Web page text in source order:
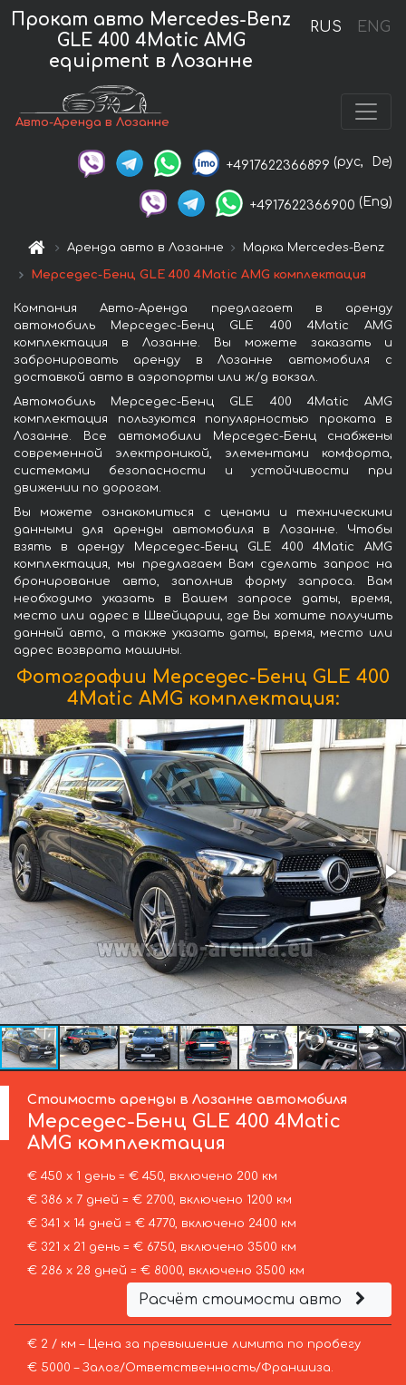
RUS ENG
Прокат авто Mercedes-Benz
GLE 400 4Matic AMG
equipment в Лозанне
Авто-Аренда в Лозанне
+4917622366899 (рус, De)
+4917622366900 (Eng)
Аренда авто в Лозанне Марка Mercedes-Benz
Мерседес-Бенц GLE 400 4Matic AMG комплектация
Компания Авто-Аренда предлагает в аренду
автомобиль Мерседес-Бенц GLE 400 4Matic AMG
комплектация в Лозанне. Вы можете заказать и
забронировать аренду в Лозанне автомобиля с
доставкой авто в аэропорты или ж/д вокзал.
Автомобиль Мерседес-Бенц GLE 400 4Matic AMG
комплектация пользуются популярностью проката в
Лозанне. Все автомобили Мерседес-Бенц снабжены
современной электроникой, элементами комфорта,
системами безопасности и устойчивости при
движении по дорогам.
Вы можете ознакомиться с ценами и техническими
данными для аренды автомобиля в Лозанне. Чтобы
взять в аренду Мерседес-Бенц GLE 400 4Matic AMG
комплектация, мы предлагаем Вам сделать запрос на
бронирование авто, заполнив форму запроса. Вам
необходимо указать в Вашем запросе даты, время,
место или адрес в Швейцарии, где Вы хотите получить
данный авто, а также указать даты, время, место или
адрес возврата машины.
Фотографии Мерседес-Бенц GLE 400
4Matic AMG комплектация:
Стоимость аренды в Лозанне автомобиля
Мерседес-Бенц GLE 400 4Matic
AMG комплектация
€ 450 х 1 день = € 450, включено 200 км
€ 386 х 7 дней = € 2700, включено 1200 км
€ 341 х 14 дней = € 4770, включено 2400 км
€ 321 х 21 день = € 6750, включено 3500 км
€ 286 х 28 дней = € 8000, включено 3500 км
Расчёт стоимости авто
€ 2 / км – Цена за превышение лимита по пробегу
€ 5000 – Залог/Ответственность/Франшиза.